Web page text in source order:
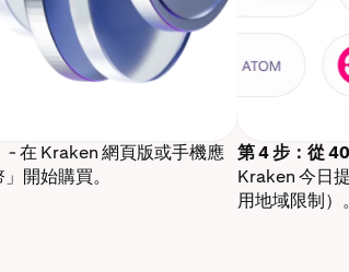
- 在 Kraken 網頁版或手機應
開始購買。
第 4 步：從
Kraken 今日
用地域限制）